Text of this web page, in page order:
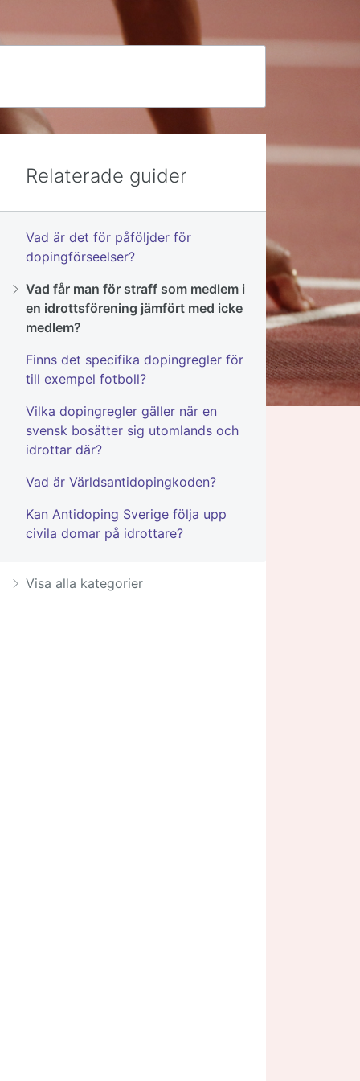
Relaterade guider
Vad är det för påföljder för
dopingförseelser?
Vad får man för straff som medlem i
en idrottsförening jämfört med icke
medlem?
Finns det specifika dopingregler för
till exempel fotboll?
Vilka dopingregler gäller när en
svensk bosätter sig utomlands och
idrottar där?
Vad är Världsantidopingkoden?
Kan Antidoping Sverige följa upp
civila domar på idrottare?
Visa alla kategorier